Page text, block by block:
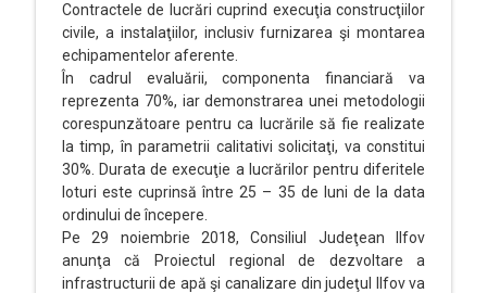
Contractele de lucrări cuprind execuţia construcţiilor
civile, a instalaţiilor, inclusiv furnizarea şi montarea
echipamentelor aferente.
În cadrul evaluării, componenta financiară va
reprezenta 70%, iar demonstrarea unei metodologii
corespunzătoare pentru ca lucrările să fie realizate
la timp, în parametrii calitativi solicitaţi, va constitui
30%. Durata de execuţie a lucrărilor pentru diferitele
loturi este cuprinsă între 25 – 35 de luni de la data
ordinului de începere.
Pe 29 noiembrie 2018, Consiliul Judeţean Ilfov
anunţa că Proiectul regional de dezvoltare a
infrastructurii de apă şi canalizare din judeţul Ilfov va